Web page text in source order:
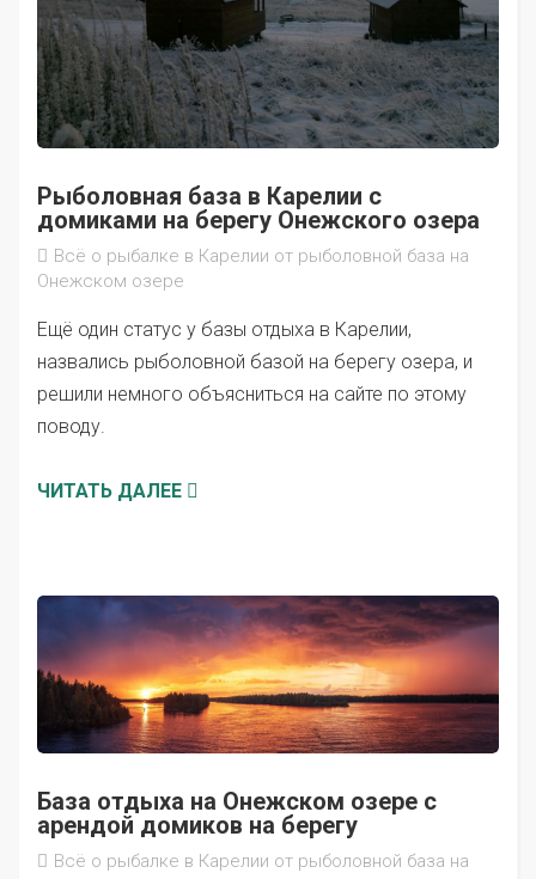
Рыболовная база в Карелии с
домиками на берегу Онежского озера
Всё о рыбалке в Карелии от рыболовной база на
Онежском озере
Ещё один статус у базы отдыха в Карелии,
назвались рыболовной базой на берегу озера, и
решили немного объясниться на сайте по этому
поводу.
ЧИТАТЬ ДАЛЕЕ
База отдыха на Онежском озере с
арендой домиков на берегу
Всё о рыбалке в Карелии от рыболовной база на